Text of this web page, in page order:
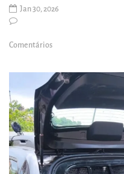
Jan 30, 2026
Comentários